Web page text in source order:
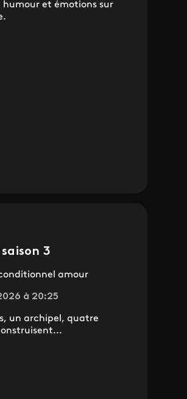
humour et émotions sur
3
amour
à 20:25
un archipel, quatre